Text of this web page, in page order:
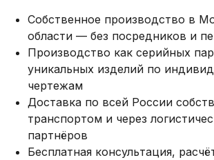
Собственное производство в
области — без посредников и
Производство как серийных
уникальных изделий по
чертежам
Доставка по всей России
транспортом и через
партнёров
Бесплатная консультация,